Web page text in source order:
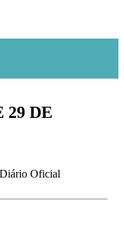
29 DE
Oficial